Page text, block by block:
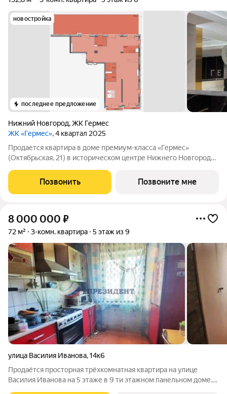
новостройка
последнее предложение
Нижний Новгород,ЖК Гермес
ЖК «Гермес», 4 квартал 2025
Продается квартира в доме премиум-класса «Гермес»
(Октябрьская, 21) в историческом центре Нижнего Новгорода.
перепланировка под проект. Варианты: кухня-гостиная-
столовые, изолированные спальные
Позвонить Позвоните мне
8 000 000 ₽
72 м² 3-комн. квартира 5 этаж из 9
улица Василия Иванова,14к6
Продаётся просторная трёхкомнатная квартира на улице
Василия Иванова на 5 этаже в 9 ти этажном панельном доме.